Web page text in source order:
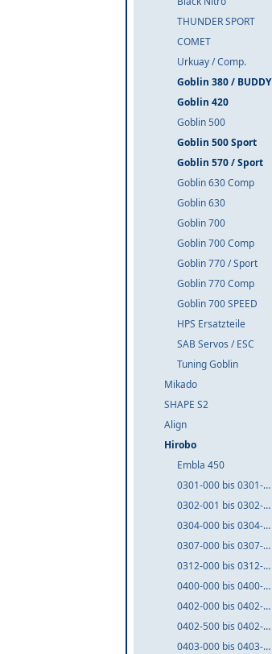
THUNDER SPORT
COMET
Urkuay / Comp.
Goblin 380 / BUDDY
Goblin 420
Goblin 500
Goblin 500 Sport
Goblin 570 / Sport
Goblin 630 Comp
Goblin 630
Goblin 700
Goblin 700 Comp
Goblin 770 / Sport
Goblin 770 Comp
Goblin 700 SPEED
HPS Ersatzteile
SAB Servos / ESC
Tuning Goblin
Mikado
SHAPE S2
Align
Hirobo
Embla 450
0301-000 bis 0301-999
0302-001 bis 0302-999
0304-000 bis 0304-999
0307-000 bis 0307-999
0312-000 bis 0312-999
0400-000 bis 0400-999
0402-000 bis 0402-499
0402-500 bis 0402-999
0403-000 bis 0403-999